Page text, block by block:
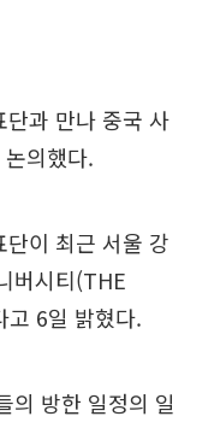
단과 만나 중국 사
의했다.
이 최근 서울 강
버시티(THE
6일 밝혔다.
의 방한 일정의 일